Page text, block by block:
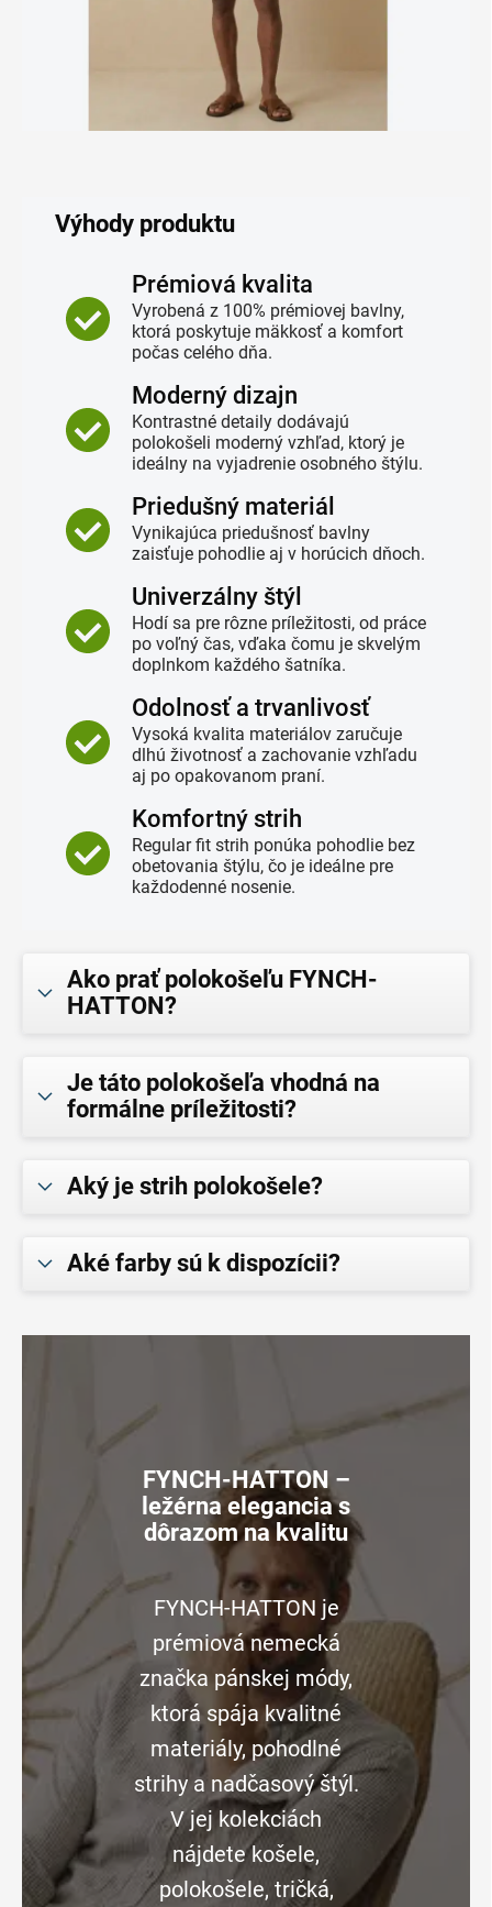
Výhody produktu
Prémiová kvalita
Vyrobená z 100% prémiovej bavlny,
ktorá poskytuje mäkkosť a komfort
počas celého dňa.
Moderný dizajn
Kontrastné detaily dodávajú
polokošeli moderný vzhľad, ktorý je
ideálny na vyjadrenie osobného štýlu.
Priedušný materiál
Vynikajúca priedušnosť bavlny
zaisťuje pohodlie aj v horúcich dňoch.
Univerzálny štýl
Hodí sa pre rôzne príležitosti, od práce
po voľný čas, vďaka čomu je skvelým
doplnkom každého šatníka.
Odolnosť a trvanlivosť
Vysoká kvalita materiálov zaručuje
dlhú životnosť a zachovanie vzhľadu
aj po opakovanom praní.
Komfortný strih
Regular fit strih ponúka pohodlie bez
obetovania štýlu, čo je ideálne pre
každodenné nosenie.
Ako prať polokošeľu FYNCH-
HATTON?
Je táto polokošeľa vhodná na
formálne príležitosti?
Aký je strih polokošele?
Aké farby sú k dispozícii?
FYNCH-HATTON –
ležérna elegancia s
dôrazom na kvalitu
FYNCH-HATTON je
prémiová nemecká
značka pánskej módy,
ktorá spája kvalitné
materiály, pohodlné
strihy a nadčasový štýl.
V jej kolekciách
nájdete košele,
polokošele, tričká,